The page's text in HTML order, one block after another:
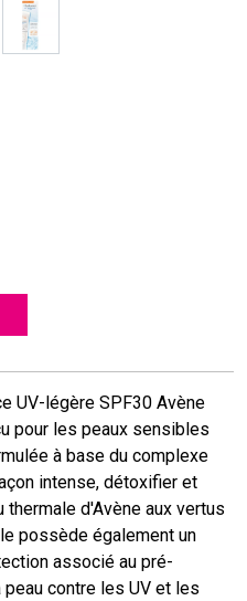
UV-légère SPF30 Avène
pour les peaux sensibles
à base du complexe
intense, détoxifier et
d'Avène aux vertus
possède également un
associé au pré-
contre les UV et les